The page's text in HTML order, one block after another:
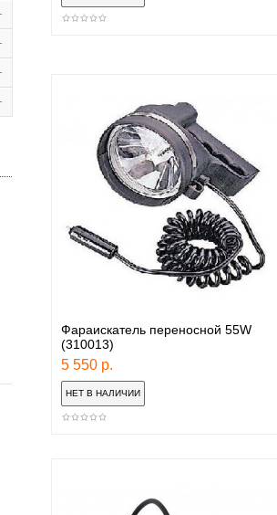
Фараискатель переносной 55W
(310013)
5 550 р.